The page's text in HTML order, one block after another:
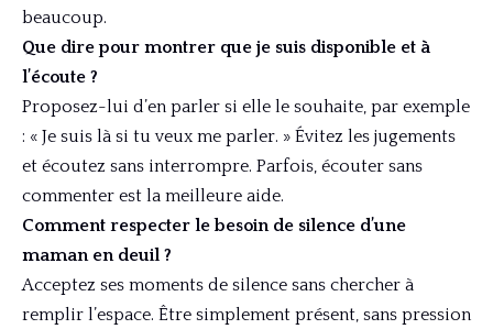
beaucoup.
Que dire pour montrer que je suis disponible et à
l’écoute ?
Proposez-lui d’en parler si elle le souhaite, par exemple
: « Je suis là si tu veux me parler. » Évitez les jugements
et écoutez sans interrompre. Parfois, écouter sans
commenter est la meilleure aide.
Comment respecter le besoin de silence d’une
maman en deuil ?
Acceptez ses moments de silence sans chercher à
remplir l’espace. Être simplement présent, sans pression